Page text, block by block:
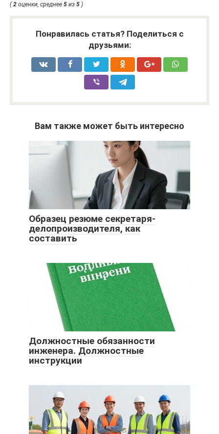
(2 оценки, среднее 5 из 5 )
Понравилась статья? Поделиться с
друзьями:
Вам также может быть интересно
Образец резюме секретаря-
делопроизводителя, как
составить
Должностные обязанности
инженера. Должностные
инструкции